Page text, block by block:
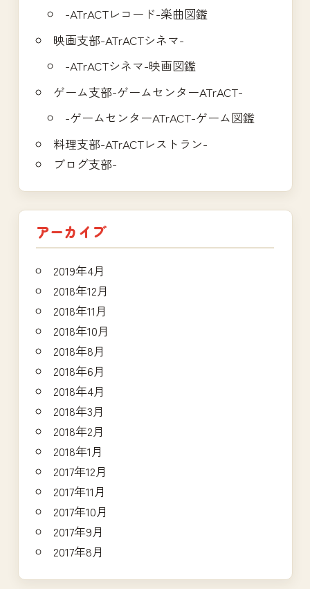
-ATrACTレコード-楽曲図鑑
映画支部-ATrACTシネマ-
-ATrACTシネマ-映画図鑑
ゲーム支部-ゲームセンターATrACT-
-ゲームセンターATrACT-ゲーム図鑑
料理支部-ATrACTレストラン-
ブログ支部-
アーカイブ
2019年4月
2018年12月
2018年11月
2018年10月
2018年8月
2018年6月
2018年4月
2018年3月
2018年2月
2018年1月
2017年12月
2017年11月
2017年10月
2017年9月
2017年8月